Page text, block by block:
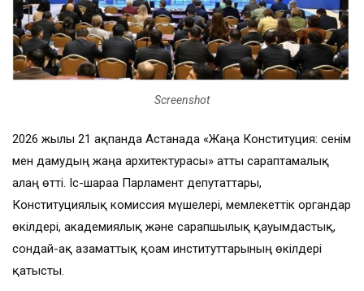
Screenshot
2026 жылғы 21 ақпанда Астанада «Жаңа Конституция: сенім
мен дамудың жаңа архитектурасы» атты сараптамалық
алаң өтті. Іс-шараға Парламент депутаттары,
Конституциялық комиссия мүшелері, мемлекеттік органдар
өкілдері, академиялық және сарапшылық қауымдастық,
сондай-ақ азаматтық қоғам институттарының өкілдері
қатысты.